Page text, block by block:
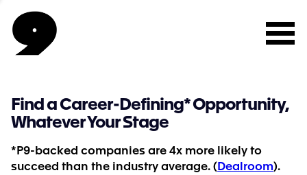
Find a Career-Defining* Opportunity,
Whatever Your Stage
*P9-backed companies are 4x more likely to
succeed than the industry average. ( Dealroom).